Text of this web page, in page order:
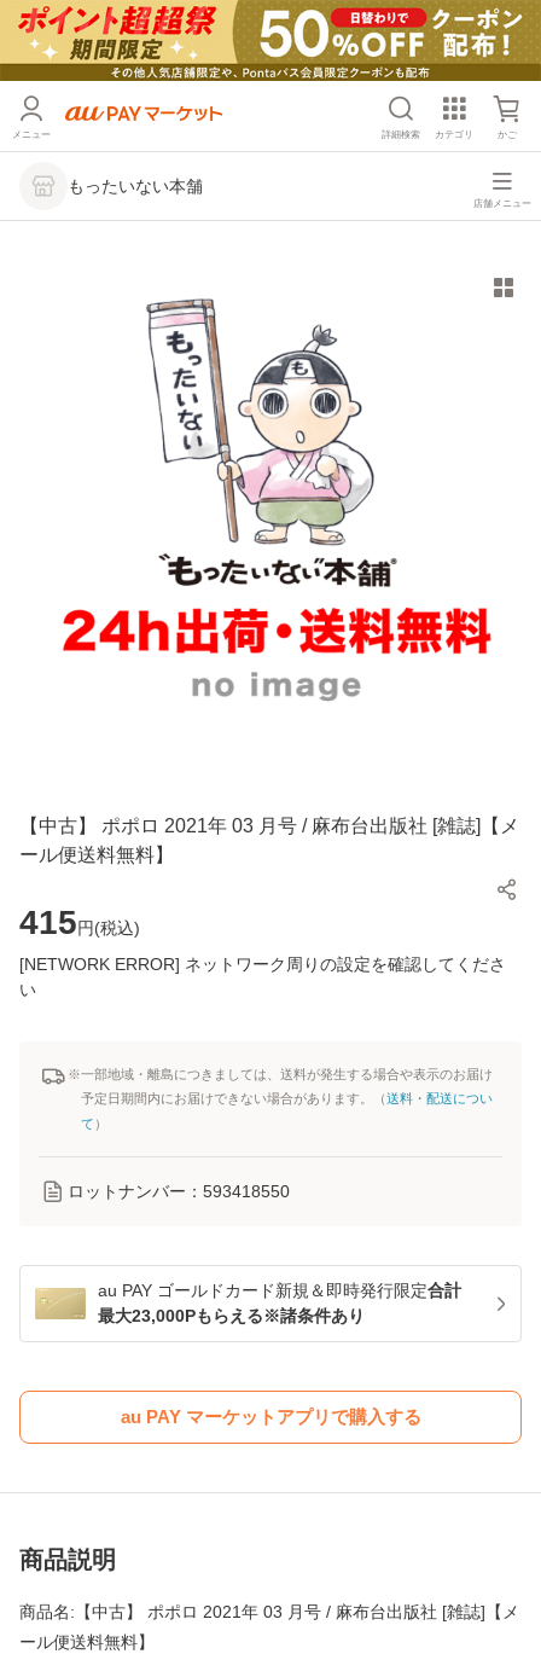
メニュー 詳細検索 カテゴリ かご
もったいない本舗
店舗メニュー
【中古】 ポポロ 2021年 03 月号 / 麻布台出版社 [雑誌]【メ
ール便送料無料】
415円(税込)
[NETWORK ERROR] ネットワーク周りの設定を確認してくださ
い
※一部地域・離島につきましては、送料が発生する場合や表示のお届け
予定日期間内にお届けできない場合があります。（送料・配送につい
て ）
ロットナンバー： 593418550
au PAY ゴールドカード新規＆即時発行限定合計
最大23,000Pもらえる※諸条件あり
au PAY マーケットアプリで購入する
商品説明
商品名:【中古】 ポポロ 2021年 03 月号 / 麻布台出版社 [雑誌]【メ
ール便送料無料】